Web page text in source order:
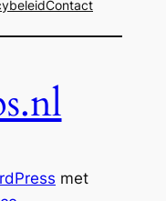
Contact
met